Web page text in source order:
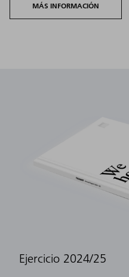
MÁS INFORMACIÓN
Ejercicio 2024/25